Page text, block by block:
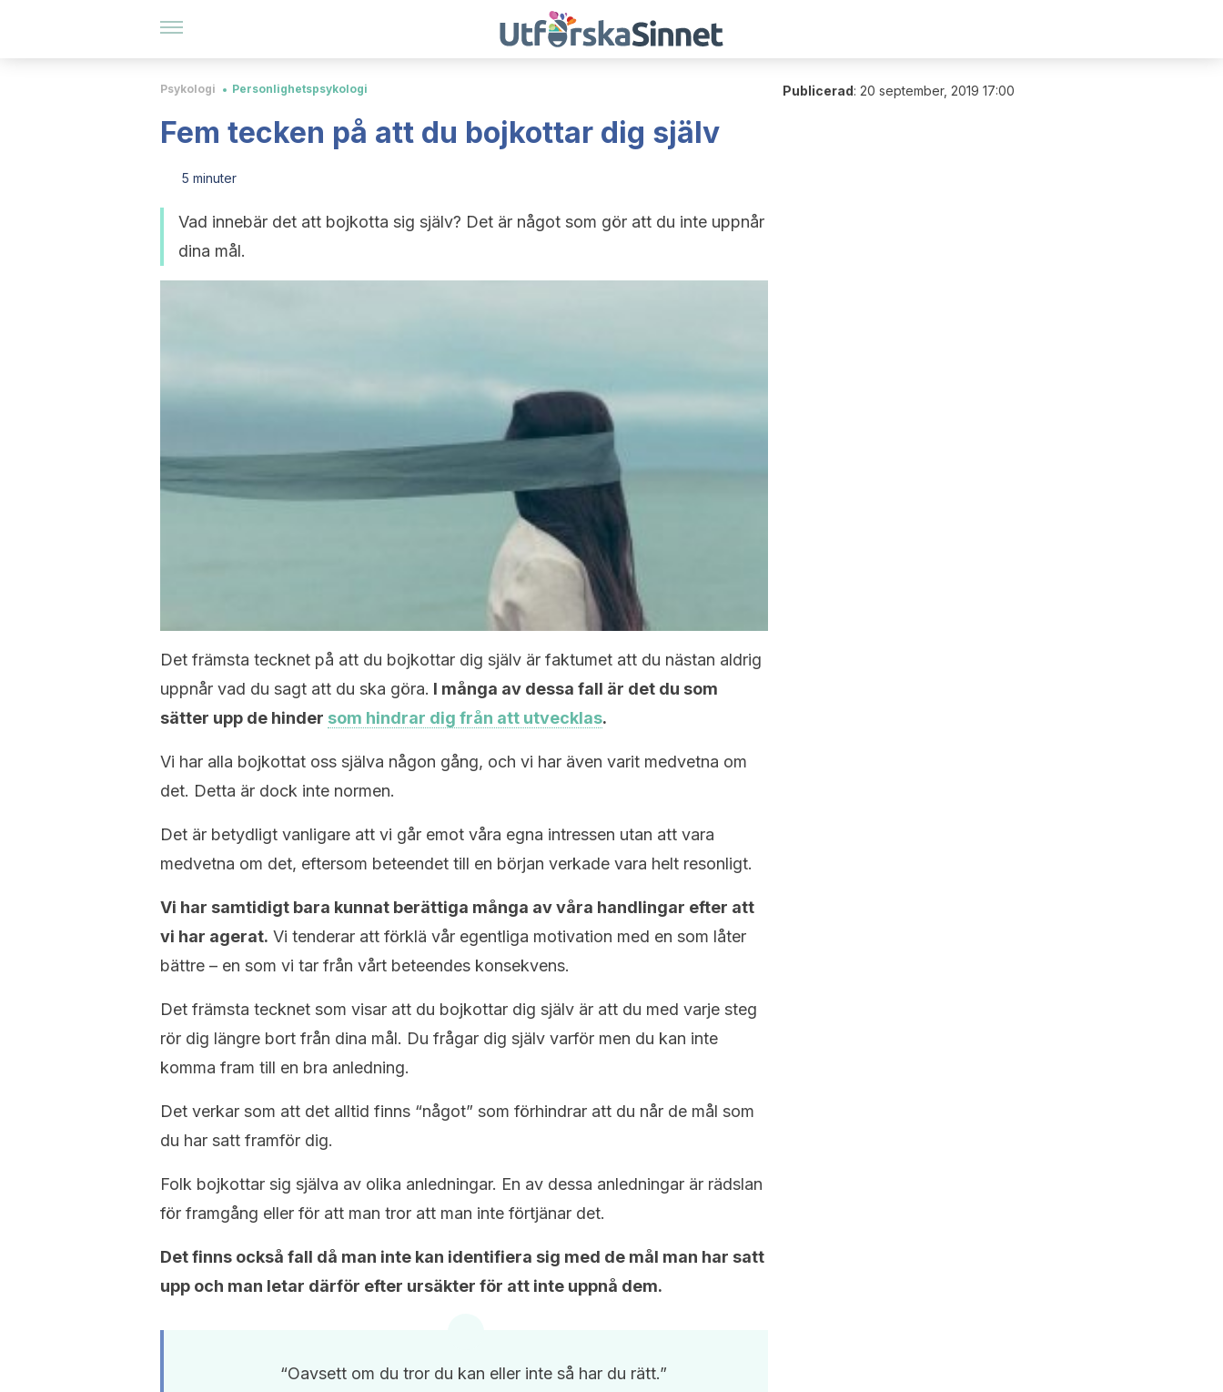
Psykologi Personlighetspsykologi
Fem tecken på att du bojkottar dig själv
5 minuter
Vad innebär det att bojkotta sig själv? Det är något som gör att du inte uppnår
dina mål.
Det främsta tecknet på att du bojkottar dig själv är faktumet att du nästan aldrig
uppnår vad du sagt att du ska göra. I många av dessa fall är det du som
sätter upp de hinder som hindrar dig från att utvecklas.
Vi har alla bojkottat oss själva någon gång, och vi har även varit medvetna om
det. Detta är dock inte normen.
Det är betydligt vanligare att vi går emot våra egna intressen utan att vara
medvetna om det, eftersom beteendet till en början verkade vara helt resonligt.
Vi har samtidigt bara kunnat berättiga många av våra handlingar efter att
vi har agerat. Vi tenderar att förklä vår egentliga motivation med en som låter
bättre – en som vi tar från vårt beteendes konsekvens.
Det främsta tecknet som visar att du bojkottar dig själv är att du med varje steg
rör dig längre bort från dina mål. Du frågar dig själv varför men du kan inte
komma fram till en bra anledning.
Det verkar som att det alltid finns “något” som förhindrar att du når de mål som
du har satt framför dig.
Folk bojkottar sig själva av olika anledningar. En av dessa anledningar är rädslan
för framgång eller för att man tror att man inte förtjänar det.
Det finns också fall då man inte kan identifiera sig med de mål man har satt
upp och man letar därför efter ursäkter för att inte uppnå dem.
“Oavsett om du tror du kan eller inte så har du rätt.”
Publicerad: 20 september, 2019 17:00